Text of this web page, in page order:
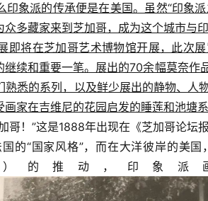
印象派的传承便是在美国。虽然“印象
多藏家来到芝加哥，成为这个城市与印
即将在芝加哥艺术博物馆开展，此次
继续和重要一笔。展出的70余幅莫奈作
熟悉的系列，以及鲜少展出的静物、人
家在吉维尼的花园启发的睡莲和池塘系
哥！”这是1888年出现在《芝加哥论坛
的“国家风格”，而在大洋彼岸的美国
Ruel）的推动，印